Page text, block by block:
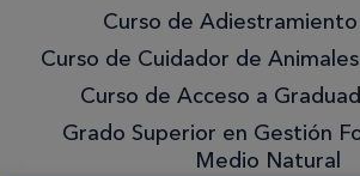
mejor!
Curso de Adiestramiento
Curso de Cuidador de
Curso de Acceso a
Grado Superior en Gestión
Medio Natural